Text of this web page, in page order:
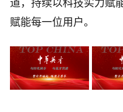
道，持续以科技实力赋
赋能每一位用户。